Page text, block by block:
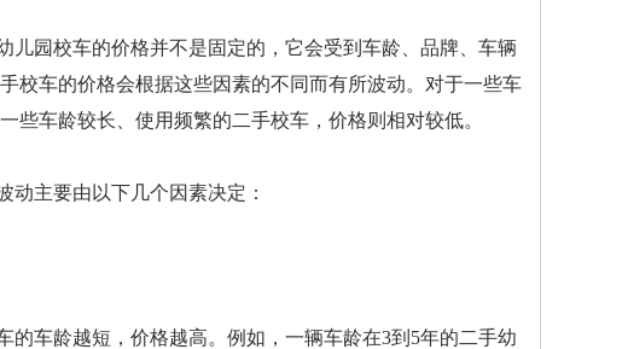
园校车的价格并不是固定的，它会受到车龄、品牌、车辆
校车的价格会根据这些因素的不同而有所波动。对于一些车
车龄较长、使用频繁的二手校车，价格则相对较低。
动主要由以下几个因素决定：
车龄越短，价格越高。例如，一辆车龄在3到5年的二手幼